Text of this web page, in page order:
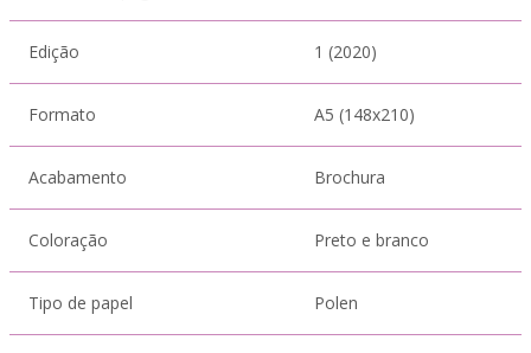
Edição 1 (2020)
Formato A5 (148x210)
Acabamento Brochura
Coloração Preto e branco
Tipo de papel Polen